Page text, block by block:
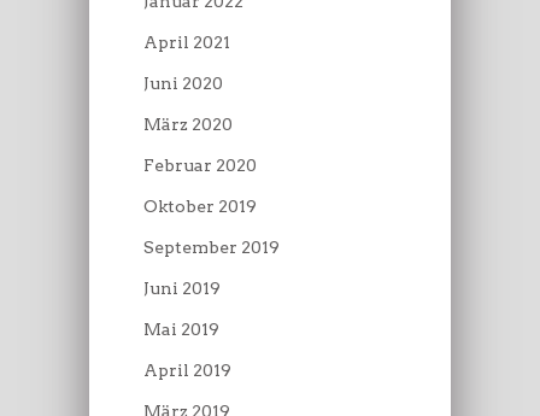
April 2021
Juni 2020
März 2020
Februar 2020
Oktober 2019
September 2019
Juni 2019
Mai 2019
April 2019
März 2019